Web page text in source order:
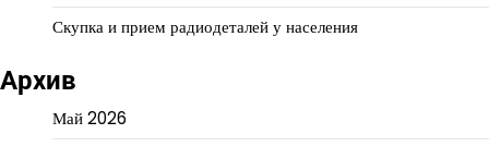
Скупка и прием радиодеталей у населения
Архив
Май 2026